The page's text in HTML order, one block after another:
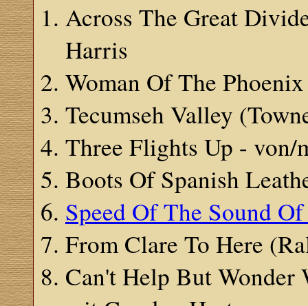
Across The Great
Harris
Woman Of The
Tecumseh Valley
Three Flights Up -
Boots Of Spanish
Speed Of The Sound
From Clare To Here
Can't Help But Wonder